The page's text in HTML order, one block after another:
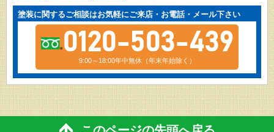
塗装に関するご相談はお気軽にご来店・お電話・メール下さい
0120-503-439
9:00～18:00年中無休（年末年始除く）